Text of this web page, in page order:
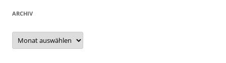
ARCHIV
Archiv